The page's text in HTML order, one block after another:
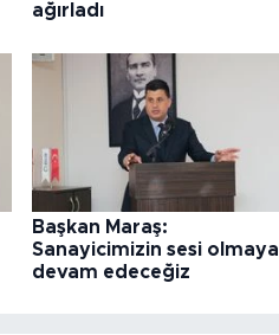
ağırladı
Başkan Maraş:
Sanayicimizin sesi olmaya
devam edeceğiz